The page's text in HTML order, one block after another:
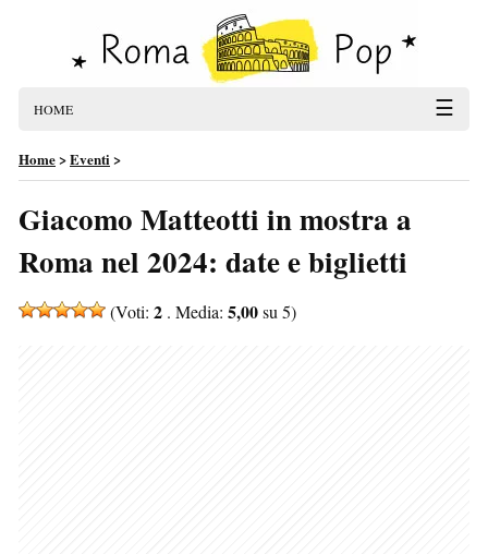
HOME ☰
Home>Eventi>
Giacomo Matteotti in mostra a
Roma nel 2024: date e biglietti
(Voti: 2 . Media: 5,00su 5)